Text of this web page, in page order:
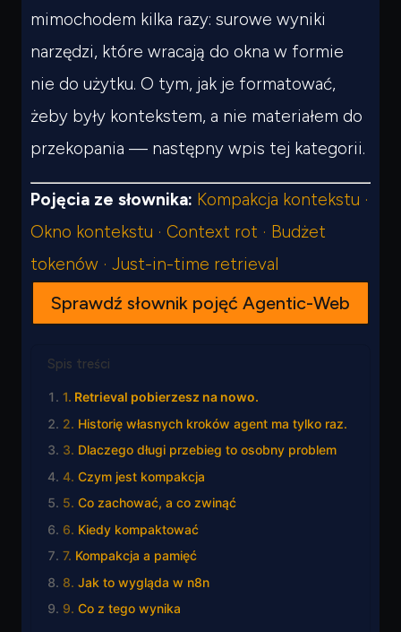
mimochodem kilka razy: surowe wyniki
narzędzi, które wracają do okna w formie
nie do użytku. O tym, jak je formatować,
żeby były kontekstem, a nie materiałem do
przekopania — następny wpis tej kategorii.
Pojęcia ze słownika: Kompakcja kontekstu ·
Okno kontekstu · Context rot · Budżet
tokenów · Just-in-time retrieval
Sprawdź słownik pojęć Agentic-Web
Spis treści
Retrieval pobierzesz na nowo.
Historię własnych kroków agent ma tylko raz.
Dlaczego długi przebieg to osobny problem
Czym jest kompakcja
Co zachować, a co zwinąć
Kiedy kompaktować
Kompakcja a pamięć
Jak to wygląda w n8n
Co z tego wynika